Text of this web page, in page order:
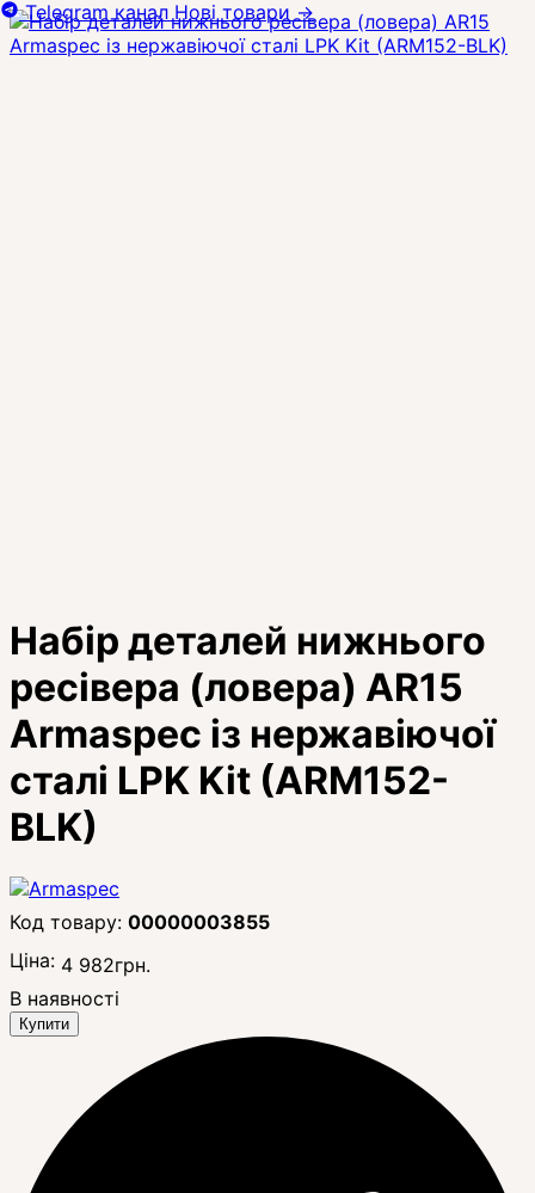
Набір деталей нижнього
ресівера (ловера) AR15
Armaspec із нержавіючої
сталі LPK Kit (ARM152-
BLK)
00000003855
Ціна: 4 982грн.
В наявності
Купити
Telegram канал Нові товари→